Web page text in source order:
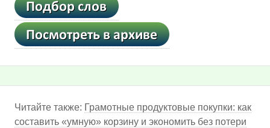
Читайте также: Грамотные продуктовые покупки: как
составить «умную» корзину и экономить без потери